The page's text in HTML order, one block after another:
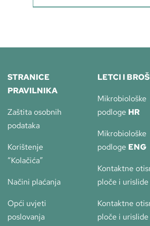
STRANICE
PRAVILNIKA
Zaštita osobnih
podataka
Korištenje
“Kolačića”
Načini plaćanja
Opći uvjeti
poslovanja
LETCI I
Mikrobiološke
podloge HR
Mikrobiološke
podloge ENG
Kontaktne
ploče i urislide
Kontaktne
ploče i urislide